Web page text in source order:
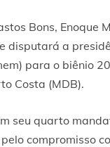
Bons, Enoque
disputará a
para o biênio
Costa (MDB).
seu quarto
compromisso